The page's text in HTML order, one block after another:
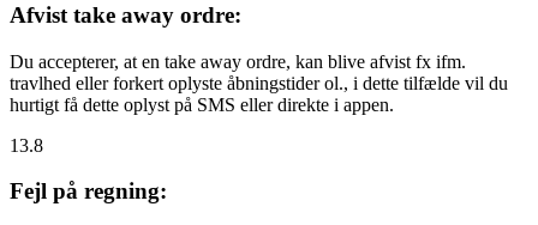
Afvist take away ordre:
Du accepterer, at en take away ordre, kan blive afvist fx ifm.
travlhed eller forkert oplyste åbningstider ol., i dette tilfælde vil du
hurtigt få dette oplyst på SMS eller direkte i appen.
13.8
Fejl på regning: